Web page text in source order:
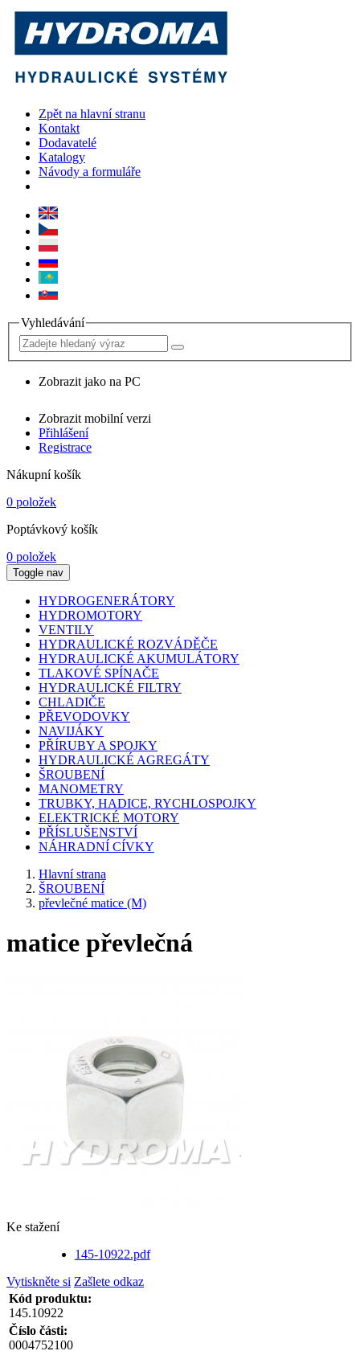
Zpět na hlavní stranu
Kontakt
Dodavatelé
Katalogy
Návody a formuláře
Vyhledávání
Zobrazit jako na PC
Zobrazit mobilní verzi
Přihlášení
Registrace
Nákupní košík
0 položek
Poptávkový košík
0 položek
Toggle nav
HYDROGENERÁTORY
HYDROMOTORY
VENTILY
HYDRAULICKÉ ROZVÁDĚČE
HYDRAULICKÉ AKUMULÁTORY
TLAKOVÉ SPÍNAČE
HYDRAULICKÉ FILTRY
CHLADIČE
PŘEVODOVKY
NAVIJÁKY
PŘÍRUBY A SPOJKY
HYDRAULICKÉ AGREGÁTY
ŠROUBENÍ
MANOMETRY
TRUBKY, HADICE, RYCHLOSPOJKY
ELEKTRICKÉ MOTORY
PŘÍSLUŠENSTVÍ
NÁHRADNÍ CÍVKY
Hlavní strana
ŠROUBENÍ
převlečné matice (M)
matice převlečná
Ke stažení
145-10922.pdf
Vytiskněte si Zašlete odkaz
Kód produktu:
145.10922
Číslo části:
0004752100